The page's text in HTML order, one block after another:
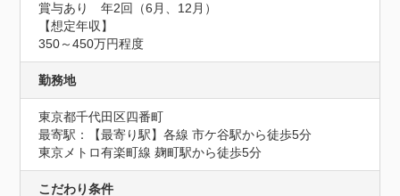
賞与あり　年2回（6月、12月）
【想定年収】
350～450万円程度
勤務地
東京都千代田区四番町
最寄駅：【最寄り駅】各線 市ケ谷駅から徒歩5分
東京メトロ有楽町線 麹町駅から徒歩5分
こだわり条件